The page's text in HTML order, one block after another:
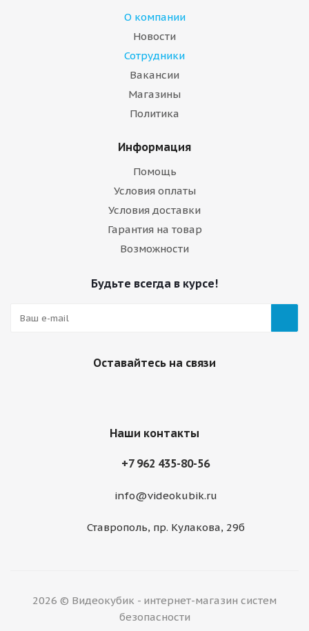
О компании
Новости
Сотрудники
Вакансии
Магазины
Политика
Информация
Помощь
Условия оплаты
Условия доставки
Гарантия на товар
Возможности
Будьте всегда в курсе!
Оставайтесь на связи
Наши контакты
+7 962 435-80-56
info@videokubik.ru
Ставрополь, ​пр. Кулакова, 29б
2026 © Видеокубик - интернет-магазин систем
безопасности